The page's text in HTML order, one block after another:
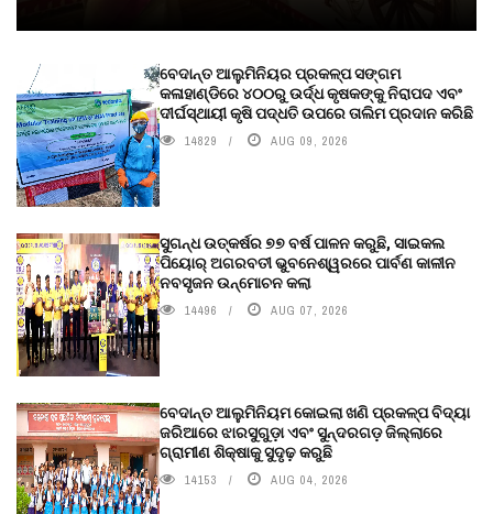
ବେଦାନ୍ତ ଆଲୁମିନିୟର ପ୍ରକଳ୍ପ ସଙ୍ଗମ
କଳାହାଣ୍ଡିରେ ୪୦୦ରୁ ଉର୍ଦ୍ଧ କୃଷକଙ୍କୁ ନିରାପଦ ଏବଂ
ଦୀର୍ଘସ୍ଥାୟୀ କୃଷି ପଦ୍ଧତି ଉପରେ ତାଲିମ ପ୍ରଦାନ କରିଛି
14829 AUG 09, 2026
ସୁଗନ୍ଧ ଉତ୍କର୍ଷର ୭୭ ବର୍ଷ ପାଳନ କରୁଛି, ସାଇକଲ
ପିୟୋର୍‌ ଅଗରବତୀ ଭୁବନେଶ୍ୱରରେ ପାର୍ବଣ କାଳୀନ
ନବସୃଜନ ଉନ୍ମୋଚନ କଲା
14496 AUG 07, 2026
ବେଦାନ୍ତ ଆଲୁମିନିୟମ କୋଇଲା ଖଣି ପ୍ରକଳ୍ପ ବିଦ୍ୟା
ଜରିଆରେ ଝାରସୁଗୁଡ଼ା ଏବଂ ସୁନ୍ଦରଗଡ଼ ଜିଲ୍ଲାରେ
ଗ୍ରାମୀଣ ଶିକ୍ଷାକୁ ସୁଦୃଢ଼ କରୁଛି
14153 AUG 04, 2026